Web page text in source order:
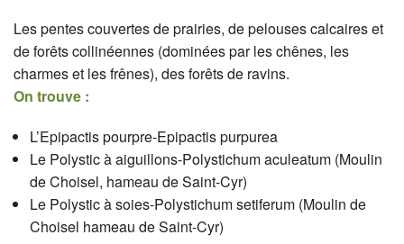
Les pentes couvertes de prairies, de pelouses calcaires et
de forêts collinéennes (dominées par les chênes, les
charmes et les frênes), des forêts de ravins.
On trouve :
L’Epipactis pourpre-Epipactis purpurea
Le Polystic à aiguillons-Polystichum aculeatum (Moulin
de Choisel, hameau de Saint-Cyr)
Le Polystic à soies-Polystichum setiferum (Moulin de
Choisel hameau de Saint-Cyr)